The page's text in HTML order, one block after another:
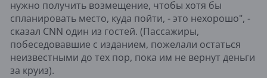
нужно получить возмещение, чтобы хотя бы
спланировать место, куда пойти, - это нехорошо", -
сказал CNN один из гостей. (Пассажиры,
побеседовавшие с изданием, пожелали остаться
неизвестными до тех пор, пока им не вернут деньги
за круиз).